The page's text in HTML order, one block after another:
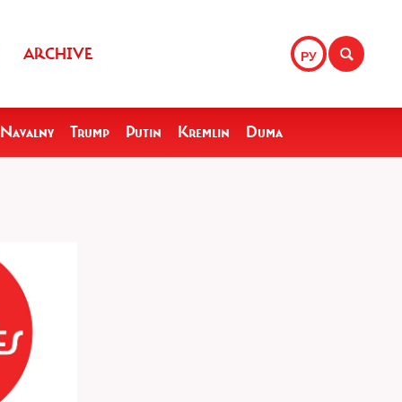
РУ
ARCHIVE
Navalny Trump Putin Kremlin Duma